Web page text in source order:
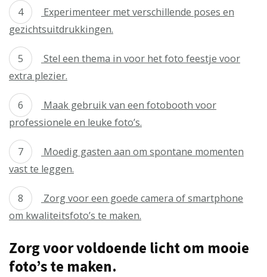
Experimenteer met verschillende poses en
gezichtsuitdrukkingen.
Stel een thema in voor het foto feestje voor
extra plezier.
Maak gebruik van een fotobooth voor
professionele en leuke foto’s.
Moedig gasten aan om spontane momenten
vast te leggen.
Zorg voor een goede camera of smartphone
om kwaliteitsfoto’s te maken.
Zorg voor voldoende licht om mooie
foto’s te maken.